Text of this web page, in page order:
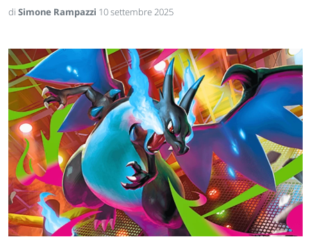
di Simone Rampazzi 10 settembre 2025